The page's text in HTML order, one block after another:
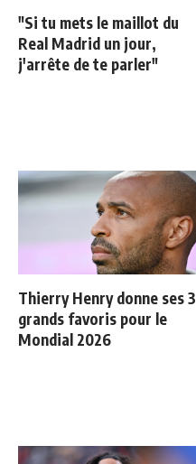
"Si tu mets le maillot du
Real Madrid un jour,
j'arrête de te parler"
Thierry Henry donne ses 3
grands favoris pour le
Mondial 2026